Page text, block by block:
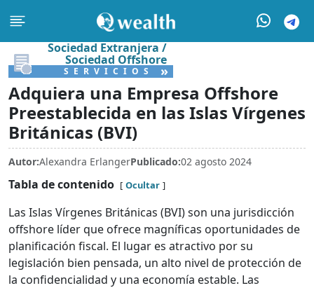
Sociedad Extranjera /
Sociedad Offshore
SERVICIOS »
Adquiera una Empresa Offshore
Preestablecida en las Islas Vírgenes
Británicas (BVI)
Autor:Alexandra ErlangerPublicado:02 agosto 2024
Tabla de contenido Ocultar
Las Islas Vírgenes Británicas (BVI) son una jurisdicción
offshore líder que ofrece magníficas oportunidades de
planificación fiscal. El lugar es atractivo por su
legislación bien pensada, un alto nivel de protección de
la confidencialidad y una economía estable. Las